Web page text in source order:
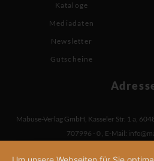
Kataloge
Mediadaten
Newsletter
Gutscheine
Mabuse-Verlag GmbH, Kasseler Str. 1 a,
707996 - 0 , E-Mail: